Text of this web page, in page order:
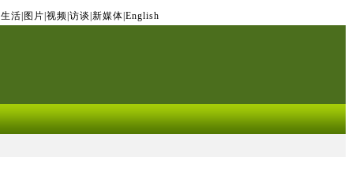
生活 图片 视频 访谈 新媒体 English